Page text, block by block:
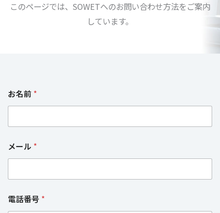
このページでは、SOWETへのお問い合わせ方法をご案内
しています。
お名前 *
メール *
電話番号 *